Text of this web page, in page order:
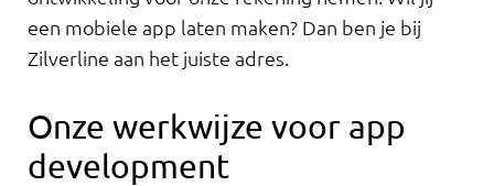
een mobiele app laten maken? Dan ben je bij
Zilverline aan het juiste adres.
Onze werkwijze voor app
development